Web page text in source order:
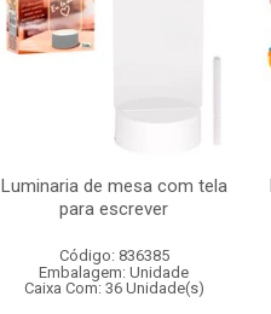
Luminaria de mesa com tela
para escrever
Código: 836385
Embalagem: Unidade
Caixa Com: 36 Unidade(s)